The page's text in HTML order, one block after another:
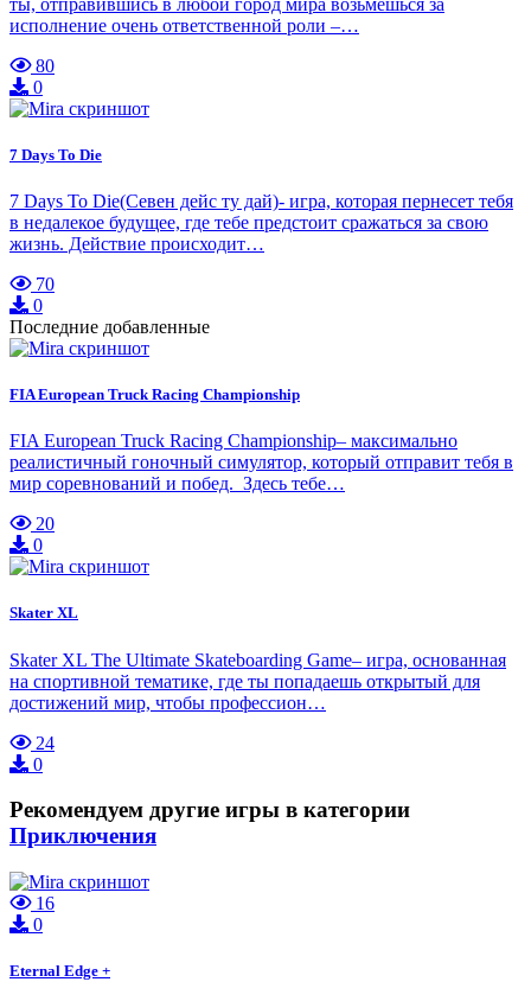
исполнение очень ответственной роли –…
80
0
7 Days To Die
7 Days To Die(Севен дейс ту дай)- игра, которая пернесет тебя
в недалекое будущее, где тебе предстоит сражаться за свою
жизнь. Действие происходит…
70
0
Последние добавленные
FIA European Truck Racing Championship
FIA European Truck Racing Championship– максимально
реалистичный гоночный симулятор, который отправит тебя в
мир соревнований и побед. Здесь тебе…
20
0
Skater XL
Skater XL The Ultimate Skateboarding Game– игра, основанная
на спортивной тематике, где ты попадаешь открытый для
достижений мир, чтобы профессион…
24
0
Рекомендуем другие игры в категории
Приключения
16
0
Eternal Edge +